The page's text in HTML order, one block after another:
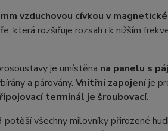
vzduchovou cívkou v
která rozšiřuje rozsah i k nižším
je umístěna na panelu s
a párovány. Vnitřní zapojeníje
terminál je šroubovací.
všechny milovníky přirozené